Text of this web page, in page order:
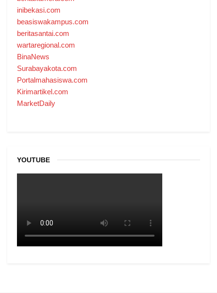
inibekasi.com
beasiswakampus.com
beritasantai.com
wartaregional.com
BinaNews
Surabayakota.com
Portalmahasiswa.com
Kirimartikel.com
MarketDaily
YOUTUBE